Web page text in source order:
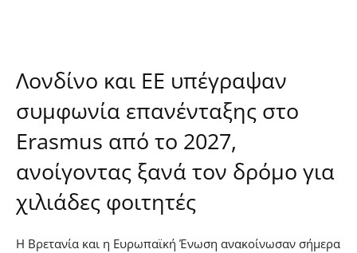
Λονδίνο και ΕΕ υπέγραψαν
συμφωνία επανένταξης στο
Erasmus από το 2027,
ανοίγοντας ξανά τον δρόμο για
χιλιάδες φοιτητές
Η Βρετανία και η Ευρωπαϊκή Ένωση ανακοίνωσαν σήμερα